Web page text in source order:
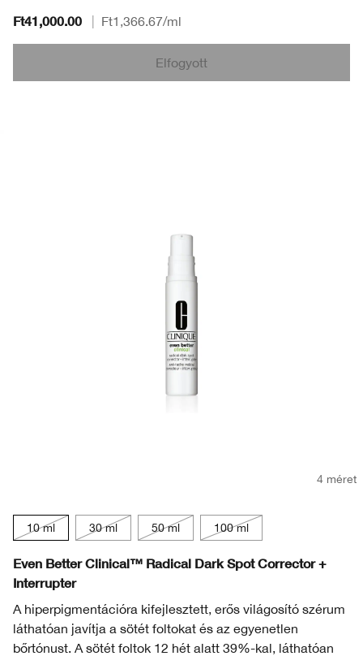
Ft41,000.00 Ft1,366.67/ml
Elfogyott
4 méret
10 ml 30 ml 50 ml 100 ml
Even Better Clinical™ Radical Dark Spot Corrector +
Interrupter
A hiperpigmentációra kifejlesztett, erős világosító szérum
láthatóan javítja a sötét foltokat és az egyenetlen
bőrtónust. A sötét foltok 12 hét alatt 39%-kal, láthatóan